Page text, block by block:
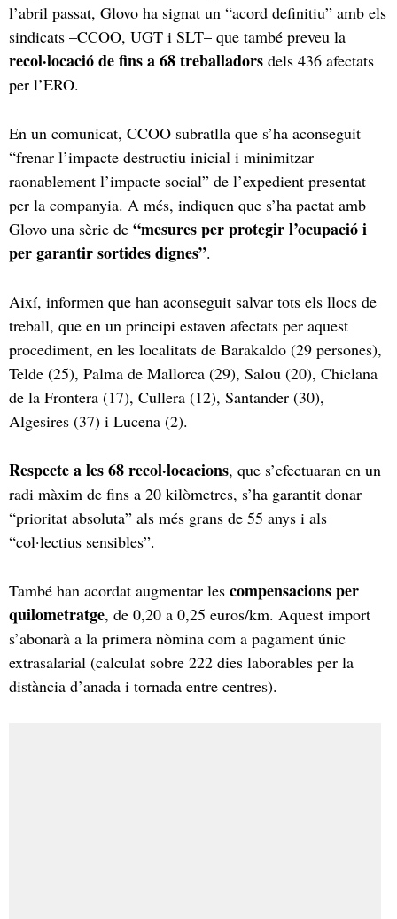
l’abril passat, Glovo ha signat un “acord definitiu” amb els
sindicats –CCOO, UGT i SLT– que també preveu la
recol·locació de fins a 68 treballadors dels 436 afectats
per l’ERO.
En un comunicat, CCOO subratlla que s’ha aconseguit
“frenar l’impacte destructiu inicial i minimitzar
raonablement l’impacte social” de l’expedient presentat
per la companyia. A més, indiquen que s’ha pactat amb
Glovo una sèrie de “mesures per protegir l’ocupació i
per garantir sortides dignes”.
Així, informen que han aconseguit salvar tots els llocs de
treball, que en un principi estaven afectats per aquest
procediment, en les localitats de Barakaldo (29 persones),
Telde (25), Palma de Mallorca (29), Salou (20), Chiclana
de la Frontera (17), Cullera (12), Santander (30),
Algesires (37) i Lucena (2).
Respecte a les 68 recol·locacions, que s’efectuaran en un
radi màxim de fins a 20 kilòmetres, s’ha garantit donar
“prioritat absoluta” als més grans de 55 anys i als
“col·lectius sensibles”.
També han acordat augmentar les compensacions per
quilometratge, de 0,20 a 0,25 euros/km. Aquest import
s’abonarà a la primera nòmina com a pagament únic
extrasalarial (calculat sobre 222 dies laborables per la
distància d’anada i tornada entre centres).